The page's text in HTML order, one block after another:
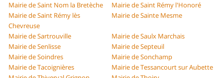
Mairie de Saint Nom la Bretèche
Mairie de Saint Rémy l'Honoré
Mairie de Saint Rémy lès
Chevreuse
Mairie de Sainte Mesme
Mairie de Sartrouville
Mairie de Saulx Marchais
Mairie de Senlisse
Mairie de Septeuil
Mairie de Soindres
Mairie de Sonchamp
Mairie de Tacoignières
Mairie de Tessancourt sur Aubette